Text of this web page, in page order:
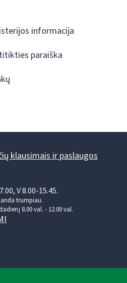
informacija
paraiška
klausimais ir paslaugos
V 8.00-15.45.
trumpiau.
8.00 val. - 12.00 val.